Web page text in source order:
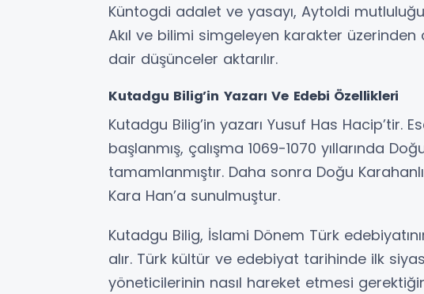
Küntogdi adalet ve yasayı, Aytoldi
Akıl ve bilimi simgeleyen karakter
dair düşünceler aktarılır.
Kutadgu Bilig’in Yazarı Ve Edebi Özellikleri
Kutadgu Bilig’in yazarı Yusuf Has Hacip’tir.
başlanmış, çalışma 1069-1070 yıllarında
tamamlanmıştır. Daha sonra Doğu
Kara Han’a sunulmuştur.
Kutadgu Bilig, İslami Dönem Türk
alır. Türk kültür ve edebiyat tarihinde ilk
yöneticilerinin nasıl hareket etmesi